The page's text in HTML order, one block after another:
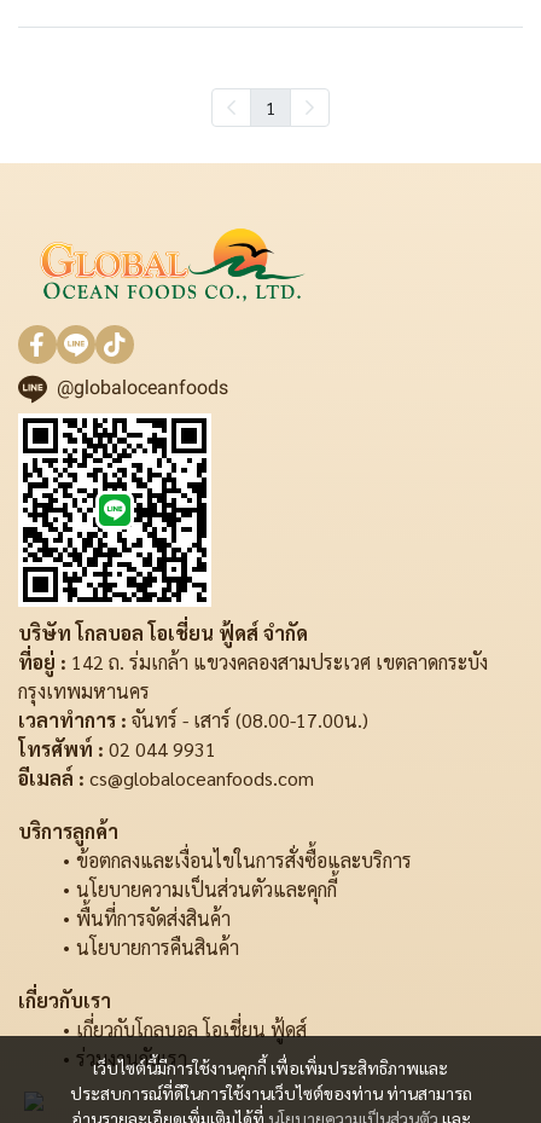
1
เว็บไซต์นี้มีการใช้งานคุกกี้ เพื่อเพิ่มประสิทธิภาพและ
ประสบการณ์ที่ดีในการใช้งานเว็บไซต์ของท่าน ท่านสามารถ
อ่านรายละเอียดเพิ่มเติมได้ที่ นโยบายความเป็นส่วนตัว และ
@globaloceanfoods
บริษัท โกลบอล โอเชี่ยน ฟู้ดส์ จำกัด
ที่อยู่ : 142 ถ. ร่มเกล้า แขวงคลองสามประเวศ เขตลาดกระบัง
กรุงเทพมหานคร
เวลาทำการ : จันทร์ - เสาร์ (08.00-17.00น.)
โทรศัพท์ : 02 044 9931
อีเมลล์ : cs@globaloceanfoods.com
บริการลูกค้า
ข้อตกลงและเงื่อนไขในการสั่งซื้อและบริการ
นโยบายความเป็นส่วนตัวและคุกกี้
พื้นที่การจัดส่งสินค้า
นโยบายการคืนสินค้า
เกี่ยวกับเรา
เกี่ยวกับโกลบอล โอเชี่ยน ฟู้ดส์
ร่วมงานกับเรา